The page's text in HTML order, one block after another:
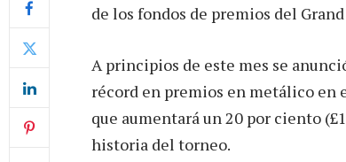
de los fondos de premios del
A principios de este mes se
récord en premios en metálico en
que aumentará un 20 por ciento
historia del torneo.